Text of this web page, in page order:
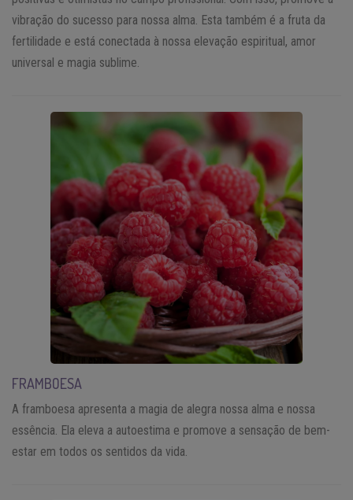
vibração do sucesso para nossa alma. Esta também é a fruta da
fertilidade e está conectada à nossa elevação espiritual, amor
universal e magia sublime.
FRAMBOESA
A framboesa apresenta a magia de alegra nossa alma e nossa
essência. Ela eleva a autoestima e promove a sensação de bem-
estar em todos os sentidos da vida.